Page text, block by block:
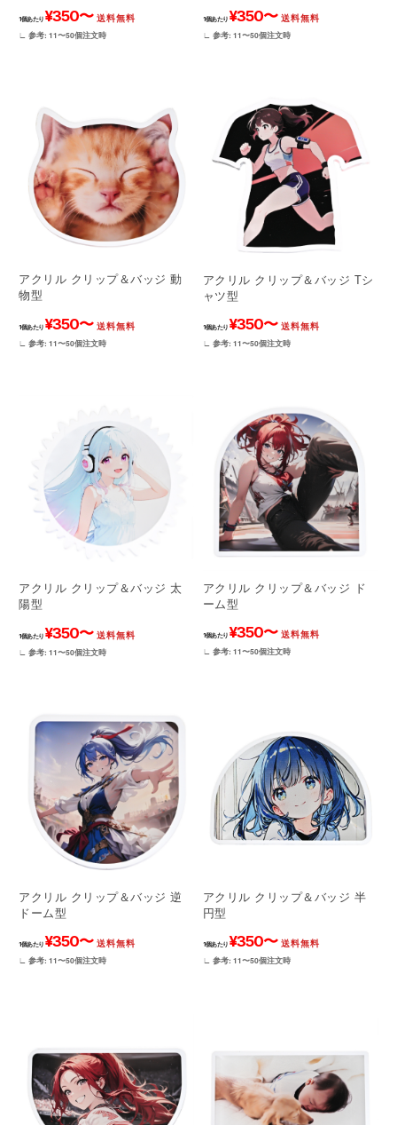
1個あたり ¥350〜 送料無料
∟ 参考: 11〜50個注文時
1個あたり ¥350〜 送料無料
∟ 参考: 11〜50個注文時
アクリル クリップ＆バッジ 動
物型
1個あたり ¥350〜 送料無料
∟ 参考: 11〜50個注文時
アクリル クリップ＆バッジ Tシ
ャツ型
1個あたり ¥350〜 送料無料
∟ 参考: 11〜50個注文時
アクリル クリップ＆バッジ 太
陽型
1個あたり ¥350〜 送料無料
∟ 参考: 11〜50個注文時
アクリル クリップ＆バッジ ド
ーム型
1個あたり ¥350〜 送料無料
∟ 参考: 11〜50個注文時
アクリル クリップ＆バッジ 逆
ドーム型
1個あたり ¥350〜 送料無料
∟ 参考: 11〜50個注文時
アクリル クリップ＆バッジ 半
円型
1個あたり ¥350〜 送料無料
∟ 参考: 11〜50個注文時